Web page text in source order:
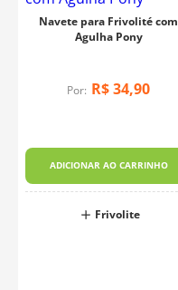
Navete para Frivolité com
Agulha Pony
Por: R$34,90
ADICIONAR AO CARRINHO
Frivolite